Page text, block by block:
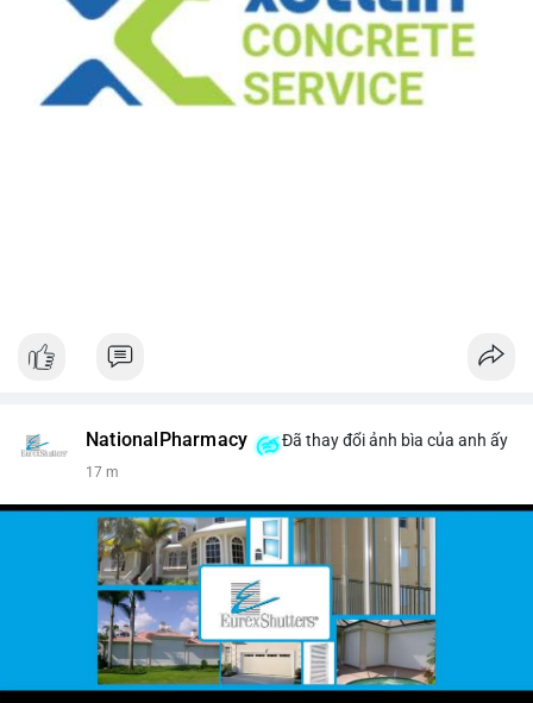
NationalPharmacy Đã thay đổi ảnh bìa của anh ấy
17 m